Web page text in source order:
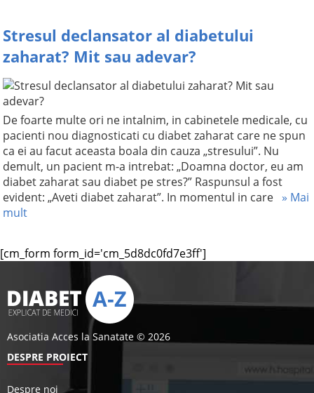
Stresul declansator al diabetului
zaharat? Mit sau adevar?
De foarte multe ori ne intalnim, in cabinetele medicale, cu
pacienti nou diagnosticati cu diabet zaharat care ne spun
ca ei au facut aceasta boala din cauza „stresului”. Nu
demult, un pacient m-a intrebat: „Doamna doctor, eu am
diabet zaharat sau diabet pe stres?” Raspunsul a fost
evident: „Aveti diabet zaharat”. In momentul in care » Mai
mult
[cm_form form_id='cm_5d8dc0fd7e3ff']
Asociatia Acces la Sanatate © 2026
DESPRE PROIECT
Despre noi